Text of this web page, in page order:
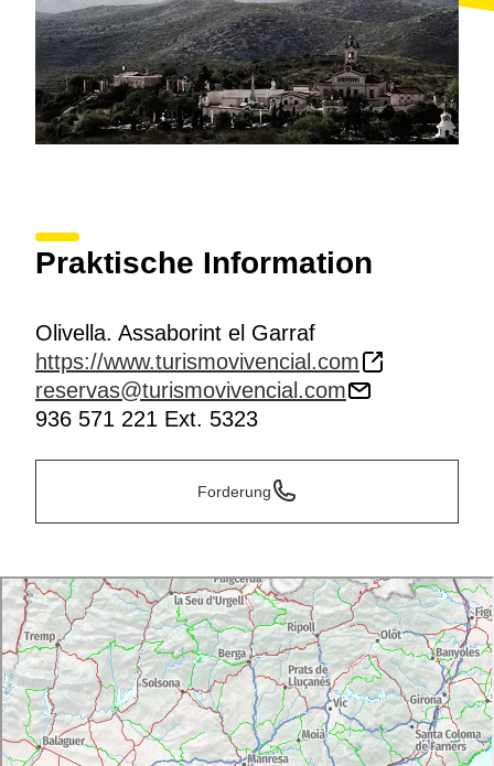
Praktische Information
Olivella. Assaborint el Garraf
https://www.turismovivencial.com
reservas@turismovivencial.com
936 571 221 Ext. 5323
Forderung